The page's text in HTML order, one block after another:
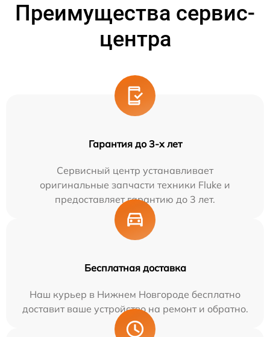
Преимущества сервис-
центра
Гарантия до 3-х лет
Сервисный центр устанавливает
оригинальные запчасти техники Fluke и
предоставляет гарантию до 3 лет.
Бесплатная доставка
Наш курьер в Нижнем Новгороде бесплатно
доставит ваше устройство на ремонт и обратно.